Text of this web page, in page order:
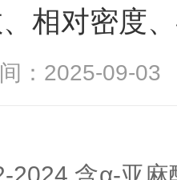
相对密度
间：2025-09-